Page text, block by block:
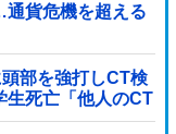
通貨危機を超える
部を強打しCT検
死亡「他人のCT